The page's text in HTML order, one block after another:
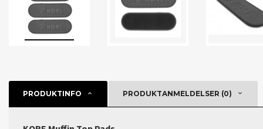
PRODUKTINFO PRODUKTANMELDELSER (0)